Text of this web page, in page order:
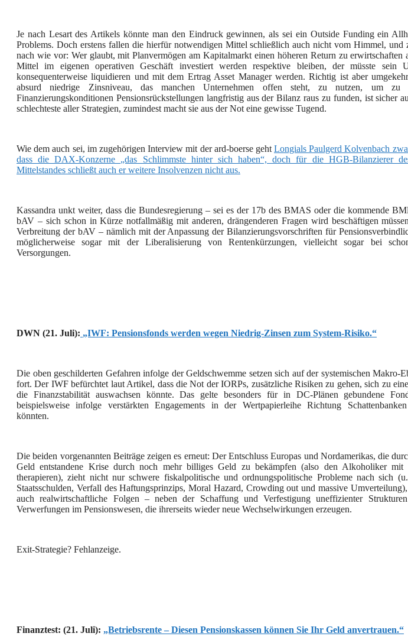
Je nach Lesart des Artikels könnte man den Eindruck gewinnen, als sei ein Outside Funding ein
Problems. Doch erstens fallen die hierfür notwendigen Mittel schließlich auch nicht vom Himmel, und
nach wie vor: Wer glaubt, mit Planvermögen am Kapitalmarkt einen höheren Return zu erwirtschaften
Mittel im eigenen operativen Geschäft investiert werden respektive bleiben, der müsste sein
konsequenterweise liquidieren und mit dem Ertrag Asset Manager werden. Richtig ist aber
absurd niedrige Zinsniveau, das manchen Unternehmen offen steht, zu nutzen, um zu
Finanzierungskonditionen Pensionsrückstellungen langfristig aus der Bilanz raus zu funden, ist sicher
schlechteste aller Strategien, zumindest macht sie aus der Not eine gewisse Tugend.
Wie dem auch sei, im zugehörigen Interview mit der ard-boerse gehtLongials Paulgerd Kolvenbach
dass die DAX-Konzerne „das Schlimmste hinter sich haben“, doch für die HGB-Bilanzierer
Mittelstandes schließt auch er weitere Insolvenzen nicht aus.
Kassandra unkt weiter, dass die Bundesregierung – sei es der 17b des BMAS oder die kommende
bAV – sich schon in Kürze notfallmäßig mit anderen, drängenderen Fragen wird beschäftigen
Verbreitung der bAV – nämlich mit der Anpassung der Bilanzierungsvorschriften für
möglicherweise sogar mit der Liberalisierung von Rentenkürzungen, vielleicht sogar bei
Versorgungen.
DWN (21. Juli): „IWF: Pensionsfonds werden wegen Niedrig-Zinsen zum System-Risiko.“
Die oben geschilderten Gefahren infolge der Geldschwemme setzen sich auf der systemischen Makro-
fort. Der IWF befürchtet laut Artikel, dass die Not der IORPs, zusätzliche Risiken zu gehen, sich zu
die Finanzstabilität auswachsen könnte. Das gelte besonders für in DC-Plänen gebundene
beispielsweise infolge verstärkten Engagements in der Wertpapierleihe Richtung
könnten.
Die beiden vorgenannten Beiträge zeigen es erneut: Der Entschluss Europas und Nordamerikas, die
Geld entstandene Krise durch noch mehr billiges Geld zu bekämpfen (also den Alkoholiker mit
therapieren), zieht nicht nur schwere fiskalpolitische und ordnungspolitische Probleme nach sich
Staatsschulden, Verfall des Haftungsprinzips, Moral Hazard, Crowding out und massive
auch realwirtschaftliche Folgen – neben der Schaffung und Verfestigung uneffizienter
Verwerfungen im Pensionswesen, die ihrerseits wieder neue Wechselwirkungen erzeugen.
Exit-Strategie? Fehlanzeige.
Finanztest: (21. Juli): „Betriebsrente – Diesen Pensionskassen können Sie Ihr Geld anvertrauen.“